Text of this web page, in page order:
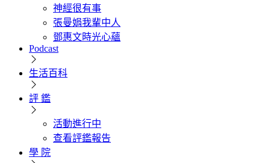
神經很有事
張曼娟我輩中人
鄧惠文時光心蘊
Podcast
生活百科
評 鑑
活動進行中
查看評鑑報告
學 院